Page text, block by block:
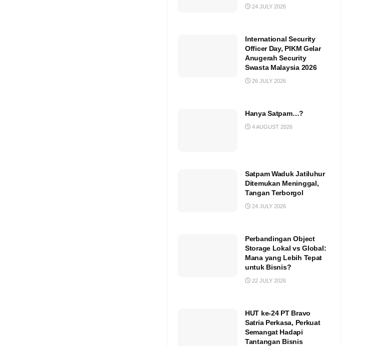
24 JULY 2026
International Security
Officer Day, PIKM Gelar
Anugerah Security
Swasta Malaysia 2026
26 JULY 2026
Hanya Satpam…?
4 AUGUST 2026
Satpam Waduk Jatiluhur
Ditemukan Meninggal,
Tangan Terborgol
24 JULY 2026
Perbandingan Object
Storage Lokal vs Global:
Mana yang Lebih Tepat
untuk Bisnis?
22 JULY 2026
HUT ke-24 PT Bravo
Satria Perkasa, Perkuat
Semangat Hadapi
Tantangan Bisnis